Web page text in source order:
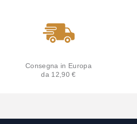
Consegna in Europa
da 12,90 €